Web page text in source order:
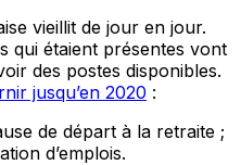
vieillit de jour en jour.
qui étaient présentes vont
des postes disponibles.
jusqu’en 2020 :
de départ à la retraite ;
d’emplois.